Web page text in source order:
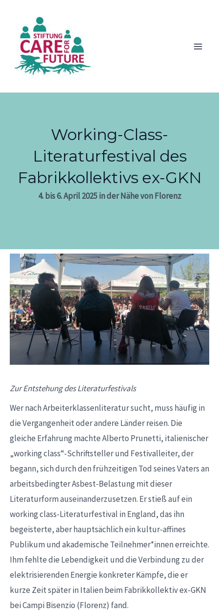
springen
Working-Class-
Literaturfestival des
Fabrikkollektivs ex-GKN
4. bis 6. April 2025 in der Nähe von Florenz
Zur Entstehung des Literaturfestivals
Wer nach Arbeiterklassenliteratur sucht, muss häufig in
die Vergangenheit oder andere Länder reisen. Die
gleiche Erfahrung machte Alberto Prunetti, italienischer
„working class“-Schriftsteller und Festivalleiter, der
begann, sich durch den frühzeitigen Tod seines Vaters an
arbeitsbedingter Asbest-Belastung mit dieser
Literaturform auseinanderzusetzen. Er stieß auf ein
working class-Literaturfestival in England, das ihn
begeisterte, aber hauptsächlich ein kultur-affines
Publikum und akademische Teilnehmer*innen erreichte.
Ihm fehlte die Lebendigkeit und die Verbindung zu der
elektrisierenden Energie konkreter Kämpfe, die er
kurze Zeit später in Italien beim Fabrikkollektiv ex-GKN
bei Campi Bisenzio (Florenz) fand.